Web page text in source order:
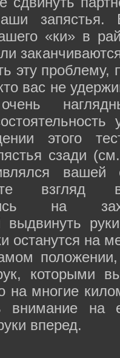
запястья.
«ки» в
эту проблему,
вас не
очень
этого
сзади
вашей
на
выдвинуть
останутся на
положении,
которыми
на многие
внимание на
вперед.